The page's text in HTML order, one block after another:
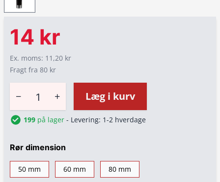
14 kr
Ex. moms: 11,20 kr
Fragt fra 80 kr
− + Læg i kurv
199 på lager - Levering: 1-2 hverdage
Rør dimension
50 mm 60 mm 80 mm